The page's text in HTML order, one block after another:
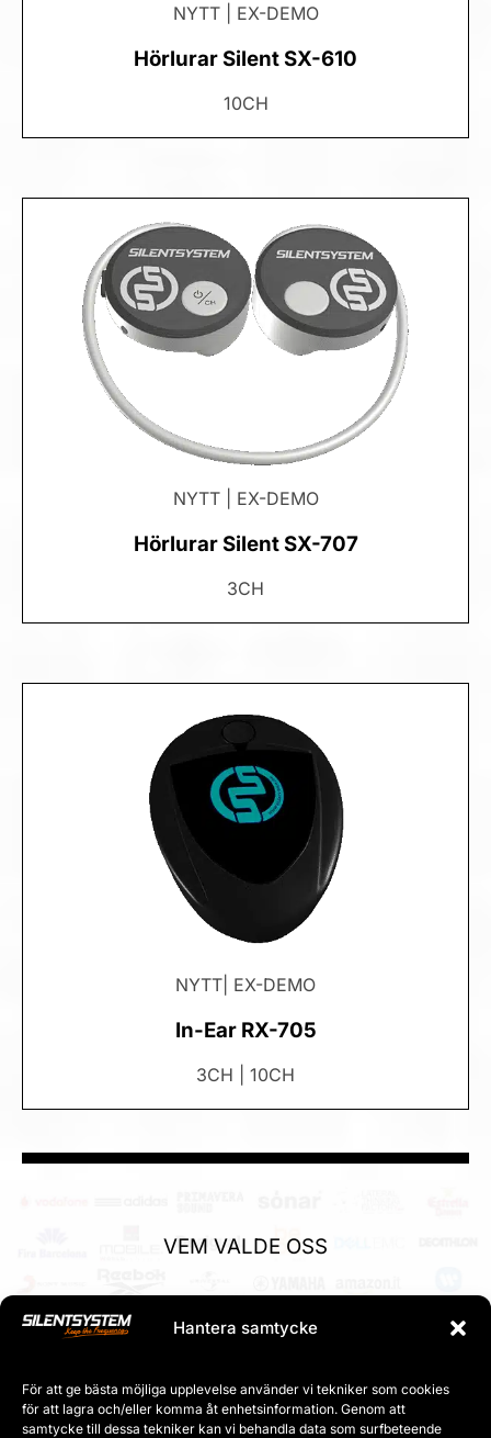
Hantera samtycke
För att ge bästa möjliga upplevelse använder vi tekniker som cookies
för att lagra och/eller komma åt enhetsinformation. Genom att
samtycke till dessa tekniker kan vi behandla data som surfbeteende
NYTT | EX-DEMO
Hörlurar Silent SX-610
10CH
NYTT | EX-DEMO
Hörlurar Silent SX-707
3CH
NYTT| EX-DEMO
In-Ear RX-705
3CH | 10CH
VEM VALDE OSS